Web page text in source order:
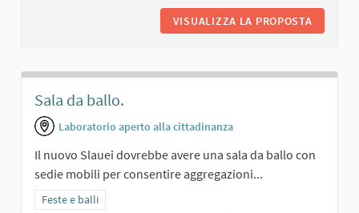
VISUALIZZA LA PROPOSTA
Sala da ballo.
Laboratorio aperto alla cittadinanza
Il nuovo Slauei dovrebbe avere una sala da ballo con
sedie mobili per consentire aggregazioni...
Filtra i risultati per categoria: Feste e balli
Feste e balli